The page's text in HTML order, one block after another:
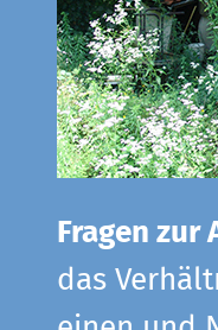
Fragen
das